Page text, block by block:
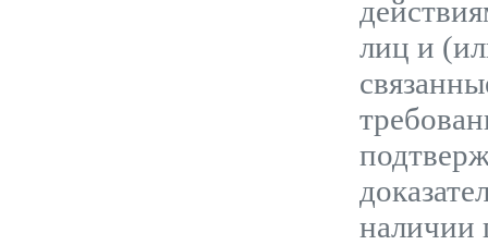
лиц и
наличии